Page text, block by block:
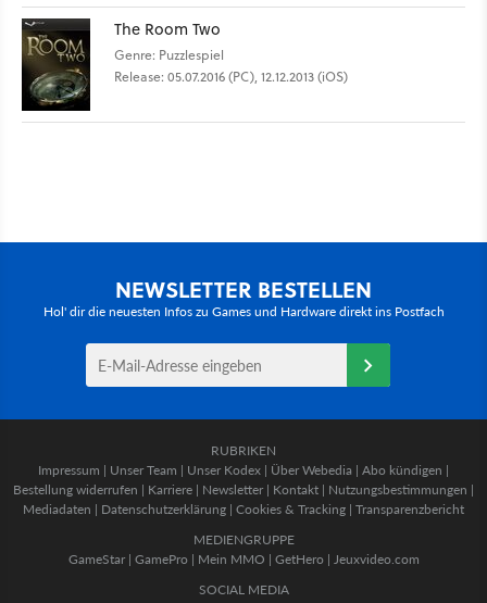
The Room Two
Genre: Puzzlespiel
Release: 05.07.2016 (PC), 12.12.2013 (iOS)
NEWSLETTER BESTELLEN
Hol' dir die neuesten Infos zu Games und Hardware direkt ins Postfach
RUBRIKEN
Impressum | Unser Team | Unser Kodex | Über Webedia | Abo kündigen |
Bestellung widerrufen | Karriere | Newsletter | Kontakt | Nutzungsbestimmungen |
Mediadaten | Datenschutzerklärung | Cookies & Tracking | Transparenzbericht
MEDIENGRUPPE
GameStar| GamePro | Mein MMO | GetHero | Jeuxvideo.com
SOCIAL MEDIA